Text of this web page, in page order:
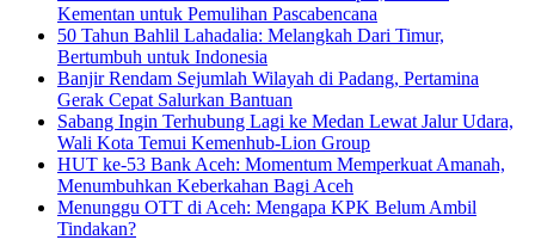
Kementan untuk Pemulihan Pascabencana
50 Tahun Bahlil Lahadalia: Melangkah Dari Timur,
Bertumbuh untuk Indonesia
Banjir Rendam Sejumlah Wilayah di Padang, Pertamina
Gerak Cepat Salurkan Bantuan
Sabang Ingin Terhubung Lagi ke Medan Lewat Jalur Udara,
Wali Kota Temui Kemenhub-Lion Group
HUT ke-53 Bank Aceh: Momentum Memperkuat Amanah,
Menumbuhkan Keberkahan Bagi Aceh
Menunggu OTT di Aceh: Mengapa KPK Belum Ambil
Tindakan?